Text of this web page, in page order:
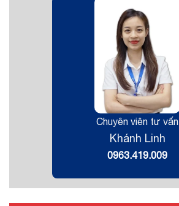
Chuyên viên tư vấn
Khánh Linh
0963.419.009